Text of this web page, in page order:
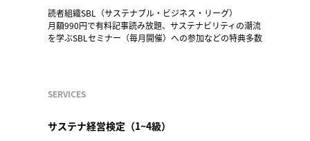
読者組織SBL（サステナブル・ビジネス・リーグ）
月額990円で有料記事読み放題、サステナビリティの潮流
を学ぶSBLセミナー（毎月開催）への参加などの特典多数
SERVICES
サステナ経営検定（1~4級）